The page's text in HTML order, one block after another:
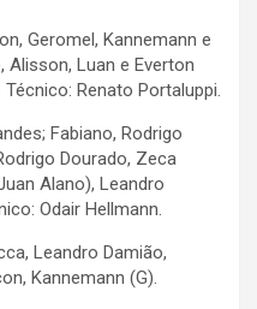
Geromel, Kannemann e
Alisson, Luan e Everton
Renato Portaluppi.
Fabiano, Rodrigo
Dourado, Zeca
Alano), Leandro
Odair Hellmann.
Leandro Damião,
Kannemann (G).